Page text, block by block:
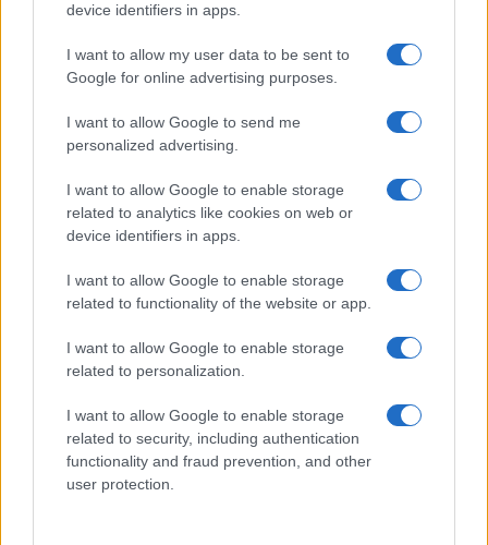
device identifiers in apps.
I want to allow my user data to be sent to
Google for online advertising purposes.
I want to allow Google to send me
personalized advertising.
I want to allow Google to enable storage
related to analytics like cookies on web or
device identifiers in apps.
I want to allow Google to enable storage
related to functionality of the website or app.
I want to allow Google to enable storage
related to personalization.
I want to allow Google to enable storage
related to security, including authentication
functionality and fraud prevention, and other
user protection.
Frasi dei film
Frasi film più lette
Incipit dei film
Film più cercati
Frasi sul cinema
SERVIZI
Mappa del sito
Cookie Policy
Frasi suddivise per tema
Indice degli autori
Aforismi .meglio.it è l'archivio web dedicato a frasi,
aforismi e citazioni più grande del web (137.905 frasi in
database) • ©2005-2025 • La riproduzione dei testi è